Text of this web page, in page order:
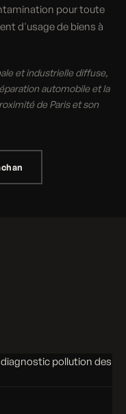
pour toute
d'usage de biens à
et industrielle diffuse,
automobile et la
de Paris et son